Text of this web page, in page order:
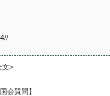
文>
会質問】